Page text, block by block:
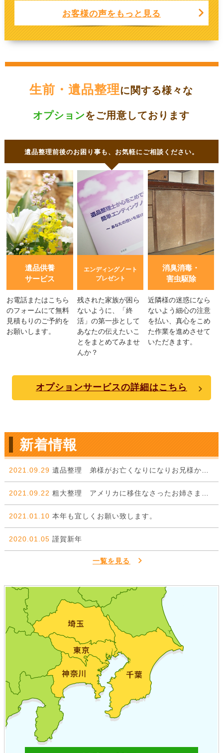
お客様の声をもっと見る
生前・遺品整理に関する様々な
オプションをご用意しております
遺品整理前後のお困り事も、お気軽にご相談ください。
遺品供養
サービス
お電話またはこちら
のフォームにて無料
見積もりのご予約を
お願いします。
エンディングノート
プレゼント
残された家族が困ら
ないように、「終
活」の第一歩として
あなたの伝えたいこ
とをまとめてみませ
んか？
消臭消毒・
害虫駆除
近隣様の迷惑になら
ないよう細心の注意
を払い、真心をこめ
た作業を進めさせて
いただきます。
オプションサービスの詳細はこちら
新着情報
2021.09.29 遺品整理 弟様がお亡くなりになりお兄様からのご依頼。
2021.09.22 粗大整理 アメリカに移住なさったお姉さまから弟様に委ねた一件。
2021.01.10 本年も宜しくお願い致します。
2020.01.05 謹賀新年
一覧を見る